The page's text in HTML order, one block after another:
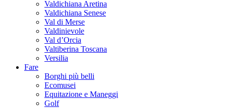
Valdichiana Aretina
Valdichiana Senese
Val di Merse
Valdinievole
Val d’Orcia
Valtiberina Toscana
Versilia
Fare
Borghi più belli
Ecomusei
Equitazione e Maneggi
Golf